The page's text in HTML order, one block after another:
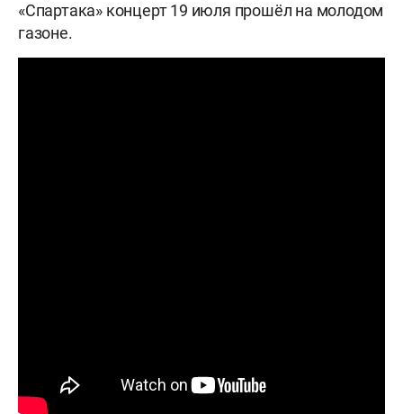
«Спартака» концерт 19 июля прошёл на молодом
газоне.